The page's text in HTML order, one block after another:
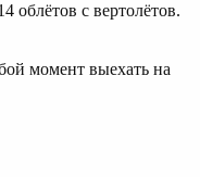
облётов с вертолётов.
момент выехать на